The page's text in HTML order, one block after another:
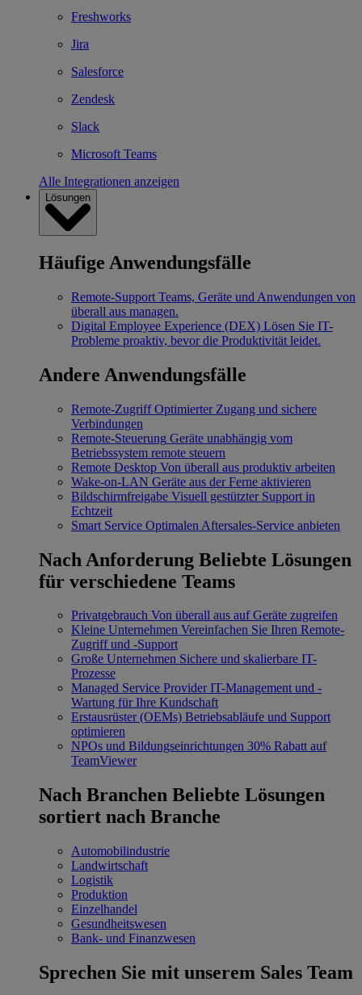
Freshworks
Jira
Salesforce
Zendesk
Slack
Microsoft Teams
Alle Integrationen anzeigen
Lösungen
Häufige Anwendungsfälle
Remote-Support Teams, Geräte und Anwendungen von
überall aus managen.
Digital Employee Experience (DEX) Lösen Sie IT-
Probleme proaktiv, bevor die Produktivität leidet.
Andere Anwendungsfälle
Remote-Zugriff Optimierter Zugang und sichere
Verbindungen
Remote-Steuerung Geräte unabhängig vom
Betriebssystem remote steuern
Remote Desktop Von überall aus produktiv arbeiten
Wake-on-LAN Geräte aus der Ferne aktivieren
Bildschirmfreigabe Visuell gestützter Support in
Echtzeit
Smart Service Optimalen Aftersales-Service anbieten
Nach Anforderung Beliebte Lösungen
für verschiedene Teams
Privatgebrauch Von überall aus auf Geräte zugreifen
Kleine Unternehmen Vereinfachen Sie Ihren Remote-
Zugriff und -Support
Große Unternehmen Sichere und skalierbare IT-
Prozesse
Managed Service Provider IT-Management und -
Wartung für Ihre Kundschaft
Erstausrüster (OEMs) Betriebsabläufe und Support
optimieren
NPOs und Bildungseinrichtungen 30% Rabatt auf
TeamViewer
Nach Branchen Beliebte Lösungen
sortiert nach Branche
Automobilindustrie
Landwirtschaft
Logistik
Produktion
Einzelhandel
Gesundheitswesen
Bank- und Finanzwesen
Sprechen Sie mit unserem Sales Team